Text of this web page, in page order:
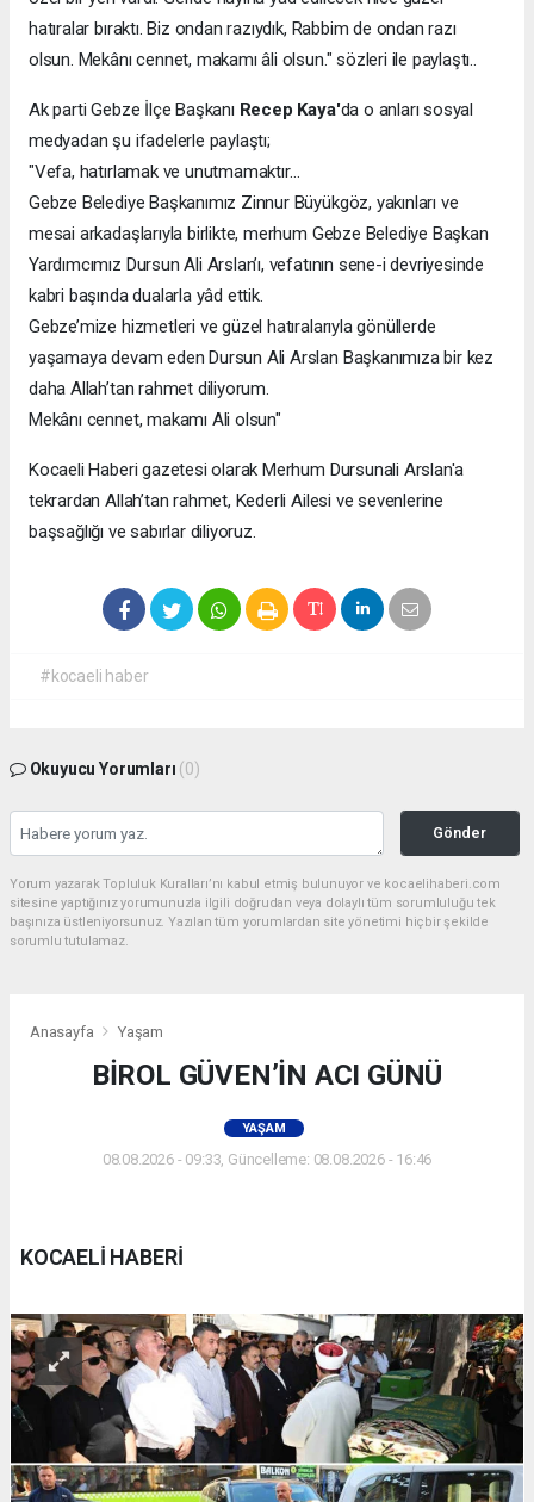
hatıralar bıraktı. Biz ondan razıydık, Rabbim de ondan razı
olsun. Mekânı cennet, makamı âli olsun." sözleri ile paylaştı..
Ak parti Gebze İlçe Başkanı Recep Kaya'da o anları sosyal
medyadan şu ifadelerle paylaştı;
"Vefa, hatırlamak ve unutmamaktır…
Gebze Belediye Başkanımız Zinnur Büyükgöz, yakınları ve
mesai arkadaşlarıyla birlikte, merhum Gebze Belediye Başkan
Yardımcımız Dursun Ali Arslan’ı, vefatının sene-i devriyesinde
kabri başında dualarla yâd ettik.
Gebze’mize hizmetleri ve güzel hatıralarıyla gönüllerde
yaşamaya devam eden Dursun Ali Arslan Başkanımıza bir kez
daha Allah’tan rahmet diliyorum.
Mekânı cennet, makamı Ali olsun"
Kocaeli Haberi gazetesi olarak Merhum Dursunali Arslan'a
tekrardan Allah’tan rahmet, Kederli Ailesi ve sevenlerine
başsağlığı ve sabırlar diliyoruz.
#kocaeli haber
Okuyucu Yorumları (0)
Gönder
Yorum yazarak Topluluk Kuralları’nı kabul etmiş bulunuyor ve kocaelihaberi.com
sitesine yaptığınız yorumunuzla ilgili doğrudan veya dolaylı tüm sorumluluğu tek
başınıza üstleniyorsunuz. Yazılan tüm yorumlardan site yönetimi hiçbir şekilde
sorumlu tutulamaz.
Anasayfa Yaşam
BİROL GÜVEN’İN ACI GÜNÜ
YAŞAM
08.08.2026 - 09:33, Güncelleme: 08.08.2026 - 16:46
KOCAELİ HABERİ